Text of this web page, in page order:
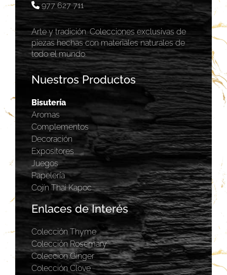
977 627 711
Arte y tradición. Colecciones exclusivas de
piezas hechas con materiales naturales de
todo el mundo.
Nuestros Productos
Bisutería
Aromas
Complementos
Decoración
Expositores
Juegos
Papelería
Cojín Thai Kapoc
Enlaces de Interés
Colección Thyme
Colección Rosemary
Coleccion Ginger
Colección Clove